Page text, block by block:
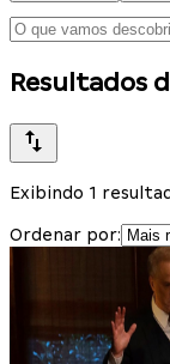
Resultados
Exibindo 1
Ordenar por: